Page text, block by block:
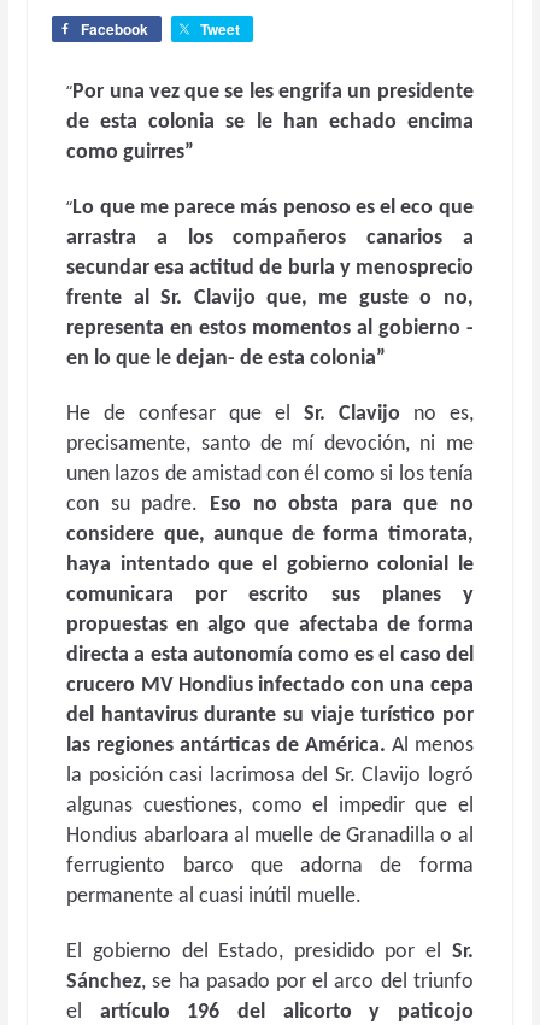
Facebook Tweet
“Por una vez que se les engrifa un presidente
de esta colonia se le han echado encima
como guirres”
“Lo que me parece más penoso es el eco que
arrastra a los compañeros canarios a
secundar esa actitud de burla y menosprecio
frente al Sr. Clavijo que, me guste o no,
representa en estos momentos al gobierno -
en lo que le dejan- de esta colonia”
He de confesar que el Sr. Clavijo no es,
precisamente, santo de mí devoción, ni me
unen lazos de amistad con él como si los tenía
con su padre. Eso no obsta para que no
considere que, aunque de forma timorata,
haya intentado que el gobierno colonial le
comunicara por escrito sus planes y
propuestas en algo que afectaba de forma
directa a esta autonomía como es el caso del
crucero MV Hondius infectado con una cepa
del hantavirus durante su viaje turístico por
las regiones antárticas de América. Al menos
la posición casi lacrimosa del Sr. Clavijo logró
algunas cuestiones, como el impedir que el
Hondius abarloara al muelle de Granadilla o al
ferrugiento barco que adorna de forma
permanente al cuasi inútil muelle.
El gobierno del Estado, presidido por el Sr.
Sánchez, se ha pasado por el arco del triunfo
el artículo 196 del alicorto y paticojo